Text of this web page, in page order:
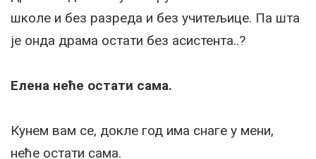
школе и без разреда и без учитељице. Па шта
је онда драма остати без асистента..?
Елена неће остати сама.
Кунем вам се, докле год има снаге у мени,
неће остати сама.